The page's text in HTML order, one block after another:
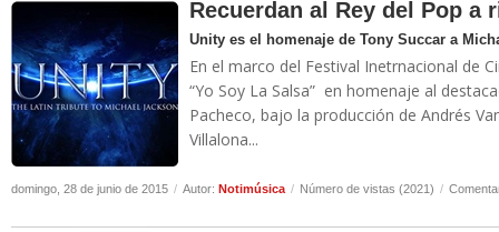
Recuerdan al Rey del Pop a
Unity es el homenaje de Tony Succar a
En el marco del Festival Inetrnacional de
“Yo Soy La Salsa” en homenaje al
Pacheco, bajo la producción de Andrés
Villalona...
domingo, 28 de junio de 2015 / Autor: Notimúsica / Número de vistas (2021) /